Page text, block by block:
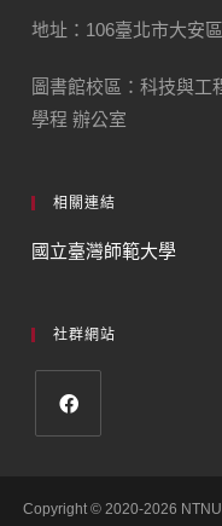
地址：106臺北市大安
圖書館校區：科技與工
學程 辦公室
相關連結
國立臺灣師範大學
社群網站
Copyright © 2020-2026